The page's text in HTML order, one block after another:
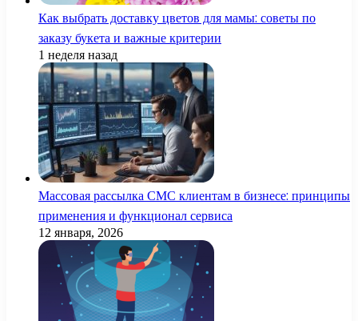
Как выбрать доставку цветов для мамы: советы по
заказу букета и важные критерии
1 неделя назад
Массовая рассылка СМС клиентам в бизнесе: принципы
применения и функционал сервиса
12 января, 2026